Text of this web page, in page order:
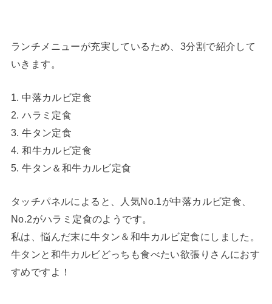
ランチメニューが充実しているため、3分割で紹介して
いきます。
1. 中落カルビ定食
2. ハラミ定食
3. 牛タン定食
4. 和牛カルビ定食
5. 牛タン＆和牛カルビ定食
タッチパネルによると、人気No.1が中落カルビ定食、
No.2がハラミ定食のようです。
私は、悩んだ末に牛タン＆和牛カルビ定食にしました。
牛タンと和牛カルビどっちも食べたい欲張りさんにおす
すめですよ！